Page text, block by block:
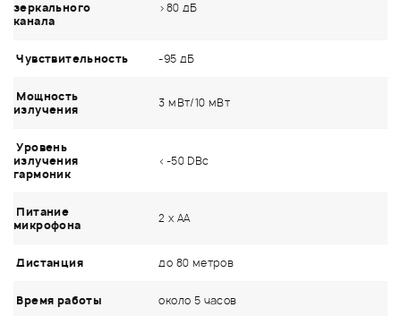
зеркального
канала
>80 дБ
Чувствительность -95 дБ
Мощность
излучения
3 мВт/10 мВт
Уровень
излучения
гармоник
<-50 DBc
Питание
микрофона
2 x АА
Дистанция до 80 метров
Время работы около 5 часов